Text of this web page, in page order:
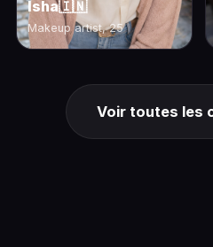
Isha🇮🇳
Makeup artist, 25
Voir toutes les